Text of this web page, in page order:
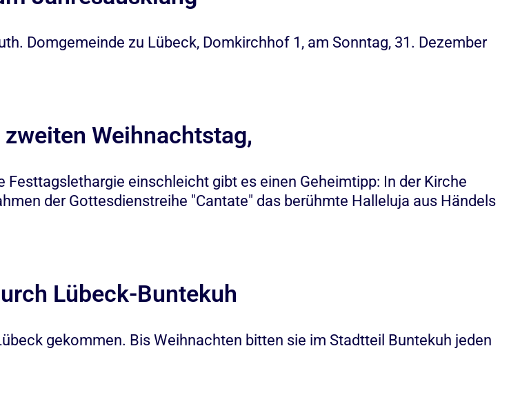
Domgemeinde zu Lübeck, Domkirchhof 1, am Sonntag, 31. Dezember
Weihnachtstag,
einschleicht gibt es einen Geheimtipp: In der Kirche
der Gottesdienstreihe "Cantate" das berühmte Halleluja aus Händels
Lübeck-Buntekuh
gekommen. Bis Weihnachten bitten sie im Stadtteil Buntekuh jeden